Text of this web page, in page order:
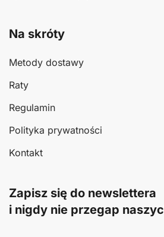
Na skróty
Metody dostawy
Raty
Regulamin
Polityka prywatności
Kontakt
Zapisz się do newslettera
i nigdy nie przegap